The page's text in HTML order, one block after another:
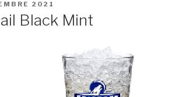
2021
Black Mint